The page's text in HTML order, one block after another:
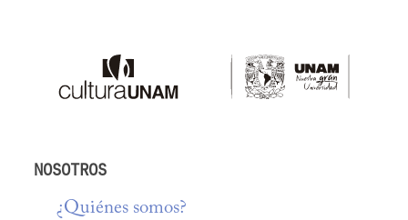
NOSOTROS
¿Quiénes somos?